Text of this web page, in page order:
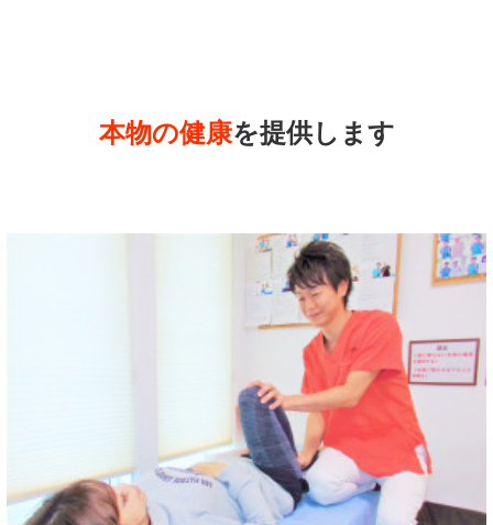
本物の健康を提供します